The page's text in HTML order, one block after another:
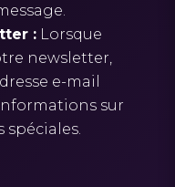
:Lorsque
newsletter,
e-mail
sur
spéciales.